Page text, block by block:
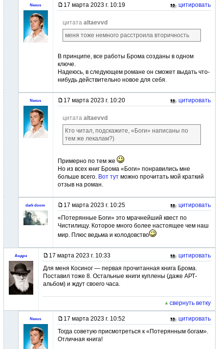
Nexus 17 марта 2023 г. 10:19 цитировать
цитата altaevvd
меня тоже немного расстроила вторичность
В принципе, все работы Брома созданы в одном
ключе.
Надеюсь, в следующем романе он сможет выдать что-
нибудь действительно новое для себя.
Nexus 17 марта 2023 г. 10:20 цитировать
цитата altaevvd
Кто читал, подскажите, «Боги» написаны по
тем же лекалам?)
Примерно по тем же
Но из всех книг Брома «Боги» понравились мне
больше всего. Вот тут можно прочитать мой краткий
отзыв на роман.
dark doom 17 марта 2023 г. 10:25
цитировать
«Потерянные Боги» это мрачнейший квест по
Чистилищу. Которое много более настоящее чем наш
мир. Плюс ведьма и колодовство
Андрэ 17 марта 2023 г. 10:33
цитировать
Для меня Косиног — первая прочитанная книга Брома.
Поставил тоже 8. Остальные книги куплены (даже АРТ-
альбом) и ждут своего часа.
свернуть ветку
Nexus 17 марта 2023 г. 10:52
цитировать
Тогда советую присмотреться к «Потерянным богам».
Отличная книга!